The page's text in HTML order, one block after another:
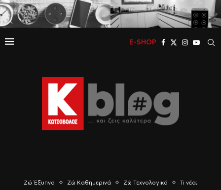
E-SHOP
Ζώ Έξυπνα Ζώ Καθημερινά Ζώ Τεχνολογικά Τι νέα;